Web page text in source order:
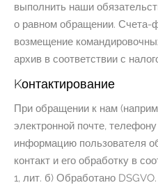
выполнить наши
о равном обращении. Счета-
возмещение
архив в соответствии с
Kонтактирование
При обращении к нам
электронной почте,
информацию пользователя
контакт и его обработку в
1, лит. б) Обработано